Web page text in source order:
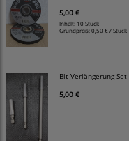
5,00 €
Inhalt: 10 Stück
Grundpreis:0,50 € / Stück
Bit-Verlängerung
5,00 €